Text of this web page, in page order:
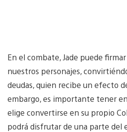
En el combate, Jade puede
nuestros personajes,
deudas, quien recibe un efecto
embargo, es importante tener
elige convertirse en su propio
podrá disfrutar de una parte del